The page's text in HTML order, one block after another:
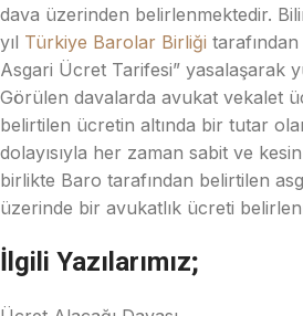
dava üzerinden belirlenmektedir.
yıl Türkiye Barolar Birliği tarafından
Asgari Ücret Tarifesi” yasalaşarak
Görülen davalarda avukat vekalet
belirtilen ücretin altında bir tutar
dolayısıyla her zaman sabit ve
birlikte Baro tarafından belirtilen
üzerinde bir avukatlık ücreti
İlgili Yazılarımız;